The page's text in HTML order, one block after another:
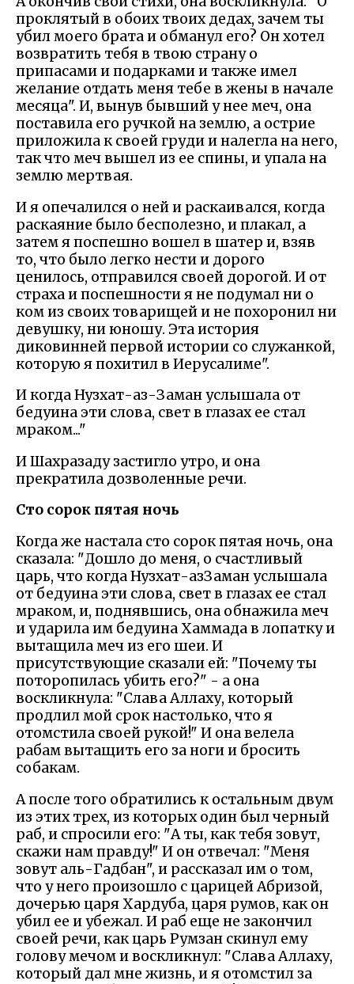
проклятый в обоих твоих дедах, зачем ты
убил моего брата и обманул его? Он хотел
возвратить тебя в твою страну о
припасами и подарками и также имел
желание отдать меня тебе в жены в начале
месяца". И, вынув бывший у нее меч, она
поставила его ручкой на землю, а острие
приложила к своей груди и налегла на него,
так что меч вышел из ее спины, и упала на
землю мертвая.
И я опечалился о ней и раскаивался, когда
раскаяние было бесполезно, и плакал, а
затем я поспешно вошел в шатер и, взяв
то, что было легко нести и дорого
ценилось, отправился своей дорогой. И от
страха и поспешности я не подумал ни о
ком из своих товарищей и не похоронил ни
девушку, ни юношу. Эта история
диковинней первой истории со служанкой,
которую я похитил в Иерусалиме".
И когда Нузхат-аз-Заман услышала от
бедуина эти слова, свет в глазах ее стал
мраком..."
И Шахразаду застигло утро, и она
прекратила дозволенные речи.
Сто сорок пятая ночь
Когда же настала сто сорок пятая ночь, она
сказала: "Дошло до меня, о счастливый
царь, что когда Нузхат-азЗаман услышала
от бедуина эти слова, свет в глазах ее стал
мраком, и, поднявшись, она обнажила меч
и ударила им бедуина Хаммада в лопатку и
вытащила меч из его шеи. И
присутствующие сказали ей: "Почему ты
поторопилась убить его?" - а она
воскликнула: "Слава Аллаху, который
продлил мой срок настолько, что я
отомстила своей рукой!" И она велела
рабам вытащить его за ноги и бросить
собакам.
А после того обратились к остальным двум
из этих трех, из которых один был черный
раб, и спросили его: "А ты, как тебя зовут,
скажи нам правду!" И он отвечал: "Меня
зовут аль-Гадбан", и рассказал им о том,
что у него произошло с царицей Абризой,
дочерью царя Хардуба, царя румов, как он
убил ее и убежал. И раб еще не закончил
своей речи, как царь Румзан скинул ему
голову мечом и воскликнул: "Слава Аллаху,
который дал мне жизнь, и я отомстил за